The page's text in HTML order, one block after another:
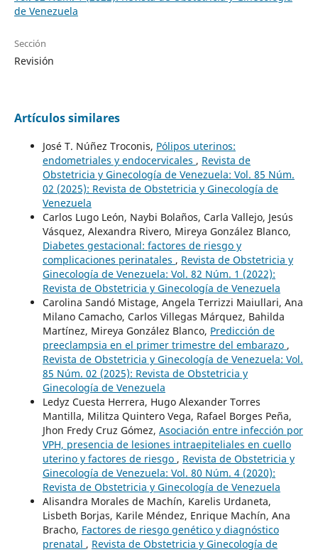
de Venezuela
Sección
Revisión
Artículos similares
José T. Núñez Troconis, Pólipos uterinos:
endometriales y endocervicales , Revista de
Obstetricia y Ginecología de Venezuela: Vol. 85 Núm.
02 (2025): Revista de Obstetricia y Ginecología de
Venezuela
Carlos Lugo León, Naybi Bolaños, Carla Vallejo, Jesús
Vásquez, Alexandra Rivero, Mireya González Blanco,
Diabetes gestacional: factores de riesgo y
complicaciones perinatales , Revista de Obstetricia y
Ginecología de Venezuela: Vol. 82 Núm. 1 (2022):
Revista de Obstetricia y Ginecología de Venezuela
Carolina Sandó Mistage, Angela Terrizzi Maiullari, Ana
Milano Camacho, Carlos Villegas Márquez, Bahilda
Martínez, Mireya González Blanco, Predicción de
preeclampsia en el primer trimestre del embarazo ,
Revista de Obstetricia y Ginecología de Venezuela: Vol.
85 Núm. 02 (2025): Revista de Obstetricia y
Ginecología de Venezuela
Ledyz Cuesta Herrera, Hugo Alexander Torres
Mantilla, Militza Quintero Vega, Rafael Borges Peña,
Jhon Fredy Cruz Gómez, Asociación entre infección por
VPH, presencia de lesiones intraepiteliales en cuello
uterino y factores de riesgo , Revista de Obstetricia y
Ginecología de Venezuela: Vol. 80 Núm. 4 (2020):
Revista de Obstetricia y Ginecología de Venezuela
Alisandra Morales de Machín, Karelis Urdaneta,
Lisbeth Borjas, Karile Méndez, Enrique Machín, Ana
Bracho, Factores de riesgo genético y diagnóstico
prenatal , Revista de Obstetricia y Ginecología de